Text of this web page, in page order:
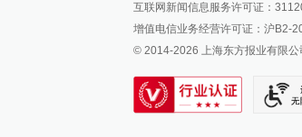
派生万物开放平台
IP SHANGHAI
SIXTH TONE
互联网新闻信息服务许可证：
增值电信业务经营许可证：沪B2-
© 2014-2026 上海东方报业有限公